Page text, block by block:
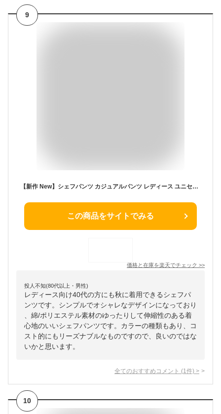
9
【新作 New】シェフパンツ カジュアルパンツ レディース ユニセックス ボトムス ゆったりサイズ 春 夏 秋 冬 オールシーズン 美脚 楽チン 綿 コットン
この商品をサイトでみる
価格と在庫を楽天でチェック >>
投人不知(80代以上・男性)
レディース向け40代の方にも秋に着用できるシェフパ
ンツです。シンプルでオシャレなデザインになっており
、綿/ポリエステル素材のゆったりして伸縮性のある着
心地のいいシェフパンツです。カラーの種類もあり、コ
スト的にもリーズナブルなものですので、良いのではな
いかと思います。
全てのおすすめコメント (1 件) >
10